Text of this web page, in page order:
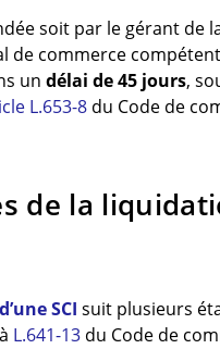
soit par le gérant de
de commerce
un délai de 45 jours,
L.653-8du Code de
de la
SCI suit plusieurs
à L.641-13du Code de